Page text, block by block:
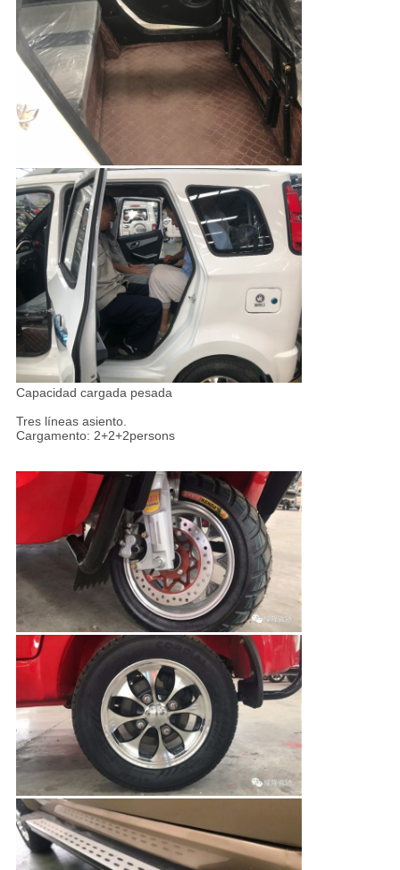
Capacidad cargada pesada
Tres líneas asiento.
Cargamento: 2+2+2persons